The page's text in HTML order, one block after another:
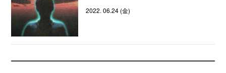
2022. 06.24 (金)